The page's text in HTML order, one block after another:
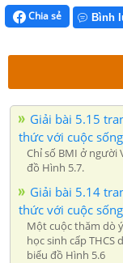
Chia sẻ Bình
Giải bài 5.15
thức với cuộc sống
Chỉ số BMI ở
đồ Hình 5.7.
Giải bài 5.14
thức với cuộc sống
Một cuộc thăm dò
học sinh cấp
biểu đồ Hình 5.6